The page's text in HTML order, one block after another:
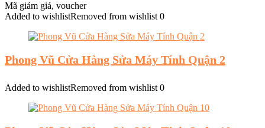
Mã giảm giá, voucher
Added to wishlistRemoved from wishlist 0
Phong Vũ Cửa Hàng Sửa Máy Tính Quận 2
Added to wishlistRemoved from wishlist 0